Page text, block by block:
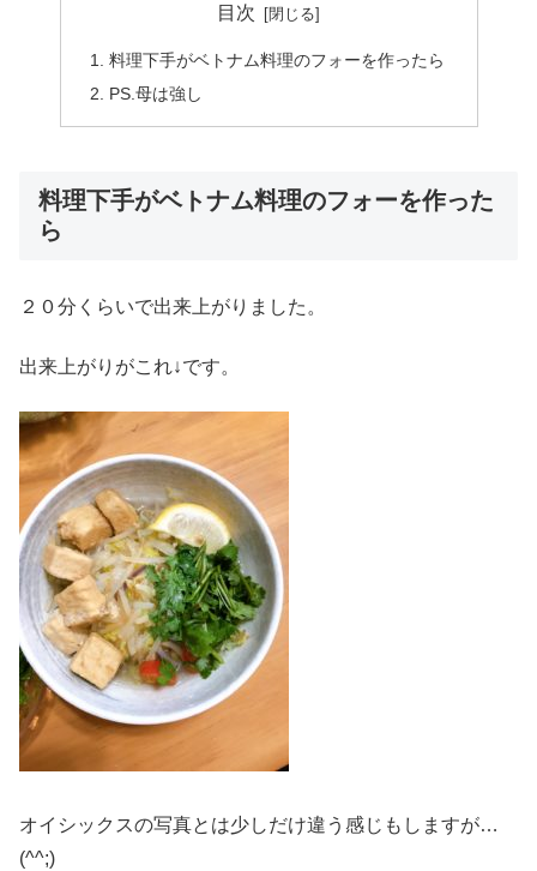
目次
料理下手がベトナム料理のフォーを作ったら
PS.母は強し
料理下手がベトナム料理のフォーを作った
ら
２０分くらいで出来上がりました。
出来上がりがこれ↓です。
オイシックスの写真とは少しだけ違う感じもしますが…
(^^;)